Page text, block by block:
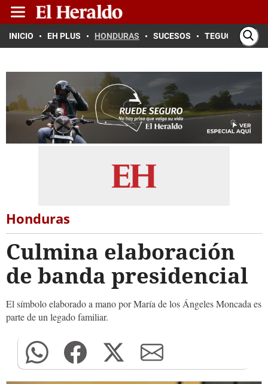
INICIO EH PLUS HONDURAS SUCESOS TEGUCIGALPA
Honduras
Culmina elaboración
de banda presidencial
El símbolo elaborado a mano por María de los Ángeles Moncada es
parte de un legado familiar.